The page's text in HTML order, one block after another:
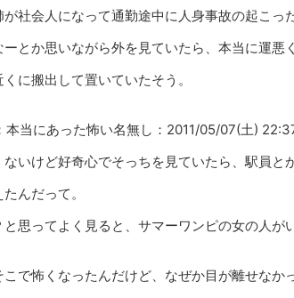
が社会人になって通勤途中に人身事故の起こっ
ーとか思いながら外を見ていたら、本当に運悪
くに搬出して置いていたそう。
本当にあった怖い名無し：2011/05/07(土)
ないけど好奇心でそっちを見ていたら、駅員
んだって。
と思ってよく見ると、サマーワンピの女の人が
こで怖くなったんだけど、なぜか目が離せなか